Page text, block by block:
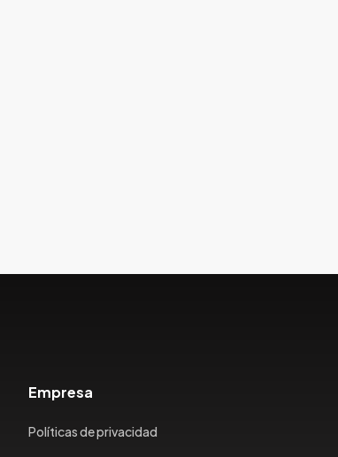
Empresa
Políticas de privacidad